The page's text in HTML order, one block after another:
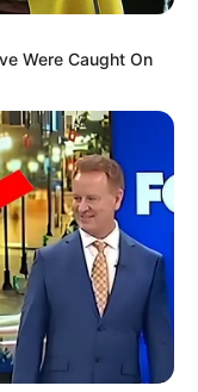
Were Caught On